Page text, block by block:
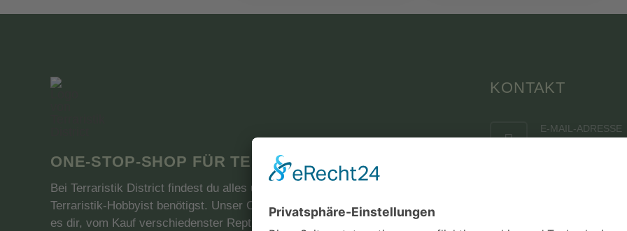
ONE-STOP-SHOP FÜR TERRARISTIK-FANS
Bei Terraristik District findest du alles unter einem Dach, was du als
Terraristik-Hobbyist benötigst. Unser One-Stop-Shop-Konzept ermöglicht
es dir, vom Kauf verschiedenster Reptilien, Amphibien und Wirbellosen
KONTAKT
E-MAIL-ADRESSE